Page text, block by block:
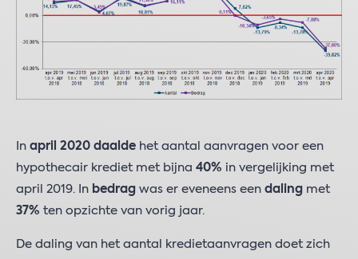
In april 2020 daalde het aantal aanvragen voor een
hypothecair krediet met bijna 40% in vergelijking met
april 2019. In bedrag was er eveneens een daling met
37% ten opzichte van vorig jaar.
De daling van het aantal kredietaanvragen doet zich